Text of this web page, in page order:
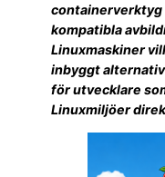
containerverktyg
kompatibla
Linuxmaskiner
inbyggt
för utvecklare
Linuxmiljöer